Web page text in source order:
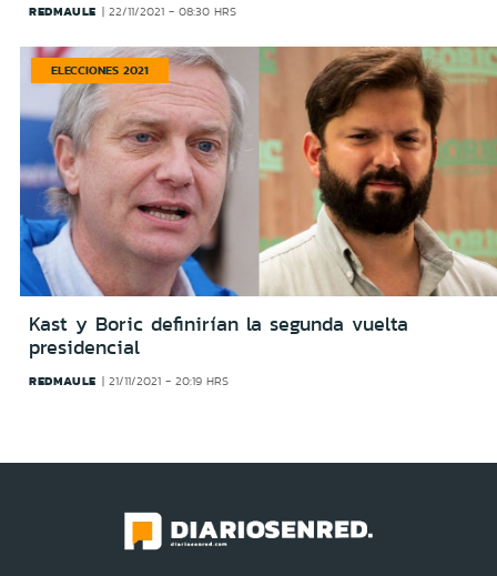
REDMAULE 22/11/2021 - 08:30 HRS
ELECCIONES 2021
Kast y Boric definirían la segunda vuelta
presidencial
REDMAULE 21/11/2021 - 20:19 HRS